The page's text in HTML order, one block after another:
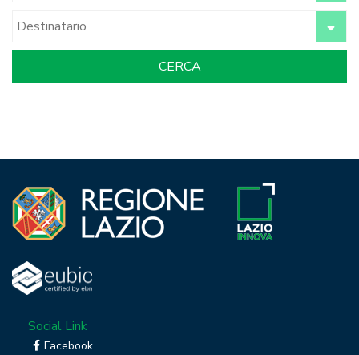
Social Link
Facebook